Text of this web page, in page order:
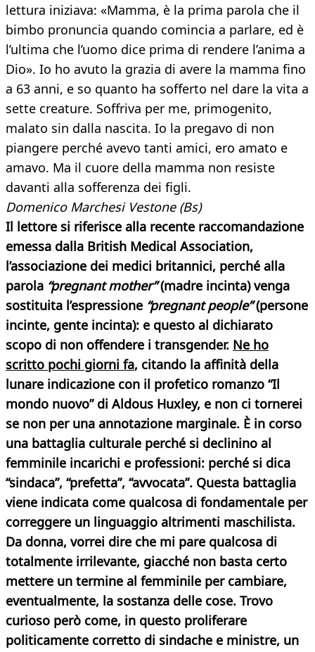
lettura iniziava: «Mamma, è la prima parola che il
bimbo pronuncia quando comincia a parlare, ed è
l’ultima che l’uomo dice prima di rendere l’anima a
Dio». Io ho avuto la grazia di avere la mamma fino
a 63 anni, e so quanto ha sofferto nel dare la vita a
sette creature. Soffriva per me, primogenito,
malato sin dalla nascita. Io la pregavo di non
piangere perché avevo tanti amici, ero amato e
amavo. Ma il cuore della mamma non resiste
davanti alla sofferenza dei figli.
Domenico Marchesi Vestone (Bs)
Il lettore si riferisce alla recente raccomandazione
emessa dalla British Medical Association,
l’associazione dei medici britannici, perché alla
parola “pregnant mother” (madre incinta) venga
sostituita l’espressione “pregnant people” (persone
incinte, gente incinta): e questo al dichiarato
scopo di non offendere i transgender. Ne ho
scritto pochi giorni fa, citando la affinità della
lunare indicazione con il profetico romanzo “Il
mondo nuovo” di Aldous Huxley, e non ci tornerei
se non per una annotazione marginale. È in corso
una battaglia culturale perché si declinino al
femminile incarichi e professioni: perché si dica
“sindaca”, “prefetta”, “avvocata”. Questa battaglia
viene indicata come qualcosa di fondamentale per
correggere un linguaggio altrimenti maschilista.
Da donna, vorrei dire che mi pare qualcosa di
totalmente irrilevante, giacché non basta certo
mettere un termine al femminile per cambiare,
eventualmente, la sostanza delle cose. Trovo
curioso però come, in questo proliferare
politicamente corretto di sindache e ministre, un